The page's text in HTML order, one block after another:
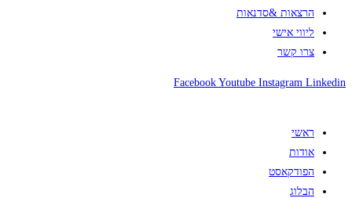
הרצאות &סדנאות
ליווי אישי
צרו קשר
Facebook Youtube Instagram Linkedin
ראשי
אודות
הפודקאסט
הבלוג